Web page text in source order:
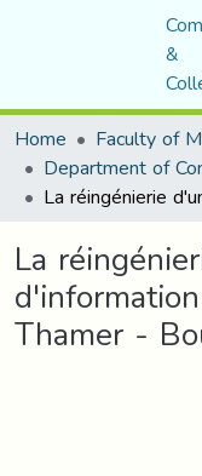
&
Home
La
Thamer -